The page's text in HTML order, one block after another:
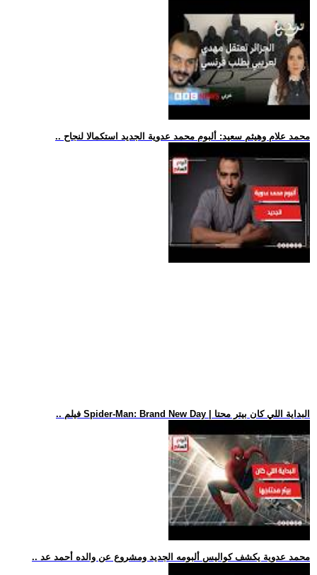
.. محمد علام وهيثم سعيد: ألبوم محمد عدوية الجديد استكمالا لنجاح
.. فيلم Spider-Man: Brand New Day | البداية اللي كان بيتر محتا
.. محمد عدوية يكشف كواليس ألبومه الجديد ومشروع عن والده أحمد عد